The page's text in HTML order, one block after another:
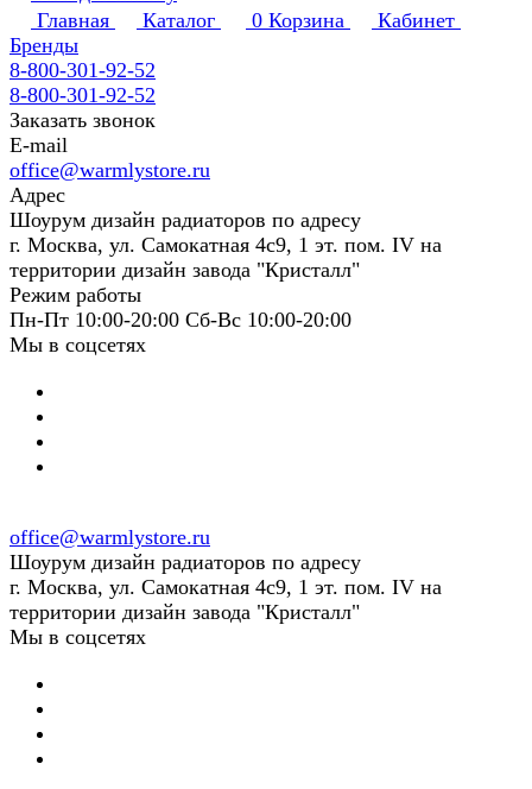
Главная
Каталог 0 Корзина
Кабинет
Бренды
8-800-301-92-52
8-800-301-92-52
Заказать звонок
E-mail
office@warmlystore.ru
Адрес
Шоурум дизайн радиаторов по адресу
г. Москва, ул. Самокатная 4с9, 1 эт. пом. IV на
территории дизайн завода "Кристалл"
Режим работы
Пн-Пт 10:00-20:00 Сб-Вс 10:00-20:00
Мы в соцсетях
office@warmlystore.ru
Шоурум дизайн радиаторов по адресу
г. Москва, ул. Самокатная 4с9, 1 эт. пом. IV на
территории дизайн завода "Кристалл"
Мы в соцсетях